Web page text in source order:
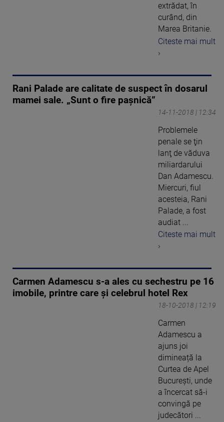
extrădat, în
curând, din
Marea Britanie.
Citeste mai mult
›
Rani Palade are calitate de suspect în dosarul
mamei sale. „Sunt o fire paşnică”
14-11-2018 | 12:34
Problemele
penale se ţin
lanţ de văduva
miliardarului
Dan Adamescu.
Miercuri, fiul
acesteia, Rani
Palade, a fost
audiat ...
Citeste mai mult
›
Carmen Adamescu s-a ales cu sechestru pe 16
imobile, printre care și celebrul hotel Rex
18-10-2018 | 12:19
Carmen
Adamescu a
ajuns joi
dimineață la
Curtea de Apel
București, unde
a încercat să-i
convingă pe
judecători ...